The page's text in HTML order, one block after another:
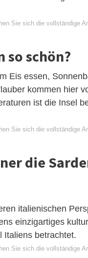
Sie sich die vollständige
so schön?
Eis essen,
kommen hier
ist die Insel
Sie sich die vollständige
die
italienischen
einzigartiges
Italiens betrachtet.
Sie sich die vollständige